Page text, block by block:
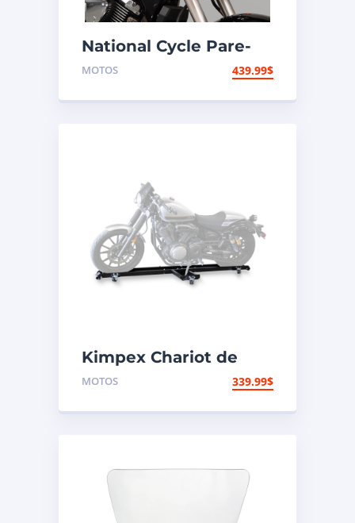
National Cycle Pare-
brise aéroacoustique
VStream Kawasaki,
Suzuki
MOTOS 439.99$
Kimpex Chariot de
moto à profil bas 1250
MOTOS 339.99$